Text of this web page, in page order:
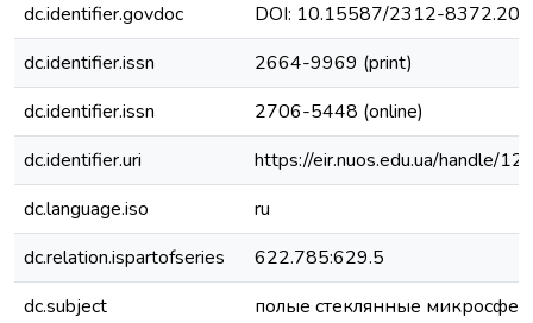
dc.identifier.govdoc
DOI: 10.15587/2312-
dc.identifier.issn
2664-9969 (print)
dc.identifier.issn
2706-5448 (online)
dc.identifier.uri
https://eir.nuos.edu.ua/handle/
dc.language.iso
ru
dc.relation.ispartofseries
622.785:629.5
dc.subject
полые стеклянные